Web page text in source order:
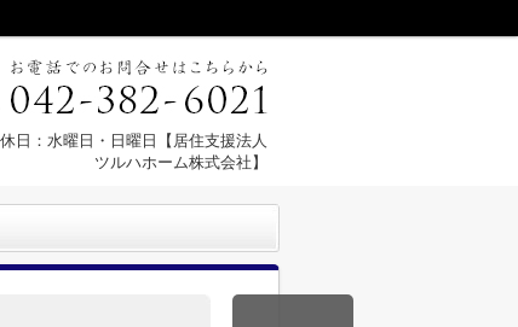
日：水曜日・日曜日【居住支援法人
ツルハホーム株式会社】